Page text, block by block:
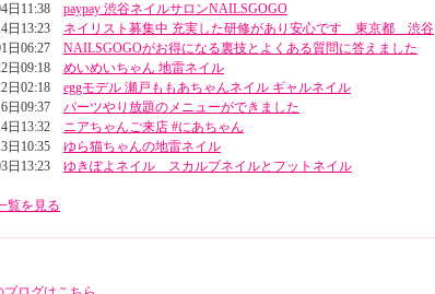
日11:38 paypay 渋谷ネイルサロンNAILSGOGO
日13:23 ネイリスト募集中 充実した研修があり安心です 東京都 渋谷
日06:27 NAILSGOGOがお得になる裏技とよくある質問に答えました
日09:18 めいめいちゃん 地雷ネイル
日02:18 eggモデル 瀬戸ももあちゃんネイル ギャルネイル
日09:37 パーツやり放題のメニューができました
日13:32 ニアちゃんご来店 #にあちゃん
日10:35 ゆら猫ちゃんの地雷ネイル
日13:23 ゆきぽよネイル スカルプネイルとフットネイル
覧を見る